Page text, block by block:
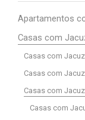
Apartamentos
Casas com
Casas com
Casas com
Casas com
Casas com